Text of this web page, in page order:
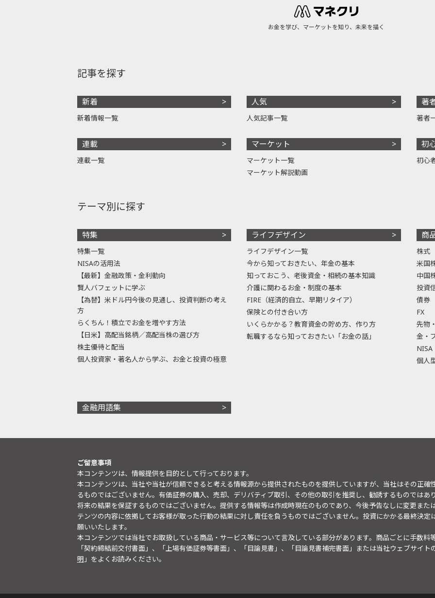
お金を学び、マーケットを知り、未来を描く
記事を探す
新着
新着情報一覧
連載
連載一覧
人気
人気記事一覧
マーケット
マーケット一覧
マーケット解説動画
著
著者
初
初心
テーマ別に探す
特集
特集一覧
NISAの活用法
【最新】金融政策・金利動向
賢人バフェットに学ぶ
【為替】米ドル円今後の見通し、投資判断の考え
方
らくちん！積立でお金を増やす方法
【日米】高配当銘柄／高配当株の選び方
株主優待と配当
個人投資家・著名人から学ぶ、お金と投資の極意
ライフデザイン
ライフデザイン一覧
今から知っておきたい、年金の基本
知っておこう、老後資金・相続の基本知識
介護に関わるお金・制度の基本
FIRE（経済的自立、早期リタイア）
保険との付き合い方
いくらかかる？教育資金の貯め方、作り方
転職するなら知っておきたい「お金の話」
商
株式
米国
中国
投資
債券
FX
先物
金・
NISA
個人
金融用語集
ご留意事項
本コンテンツは、情報提供を目的として行っております。
本コンテンツは、当社や当社が信頼できると考える情報源から提供されたものを提供していますが、当社はその正
るものではございません。有価証券の購入、売却、デリバティブ取引、その他の取引を推奨し、勧誘するものではあ
将来の結果を保証するものではございません。提供する情報等は作成時現在のものであり、今後予告なしに変更また
テンツの内容に依拠してお客様が取った行動の結果に対し責任を負うものではございません。投資にかかる最終決
願いいたします。
本コンテンツでは当社でお取扱している商品・サービス等について言及している部分があります。商品ごとに手数料
「契約締結前交付書面」、「上場有価証券等書面」、「目論見書」、「目論見書補完書面」または当社ウェブサイト
明 」をよくお読みください。